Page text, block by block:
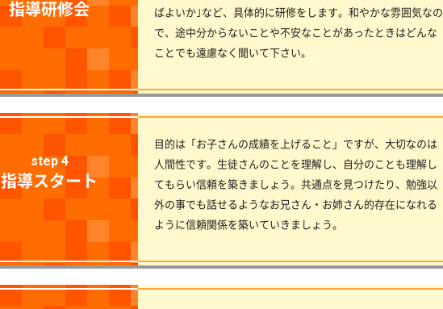
指導研修会
ばよいか｣など、具体的に研修をします。和やかな雰囲気なの
で、途中分からないことや不安なことがあったときはどんな
ことでも遠慮なく聞いて下さい。
step 4
指導スタート
目的は「お子さんの成績を上げること」ですが、大切なのは
人間性です。生徒さんのことを理解し、自分のことも理解し
てもらい信頼を築きましょう。共通点を見つけたり、勉強以
外の事でも話せるようなお兄さん・お姉さん的存在になれる
ように信頼関係を築いていきましょう。